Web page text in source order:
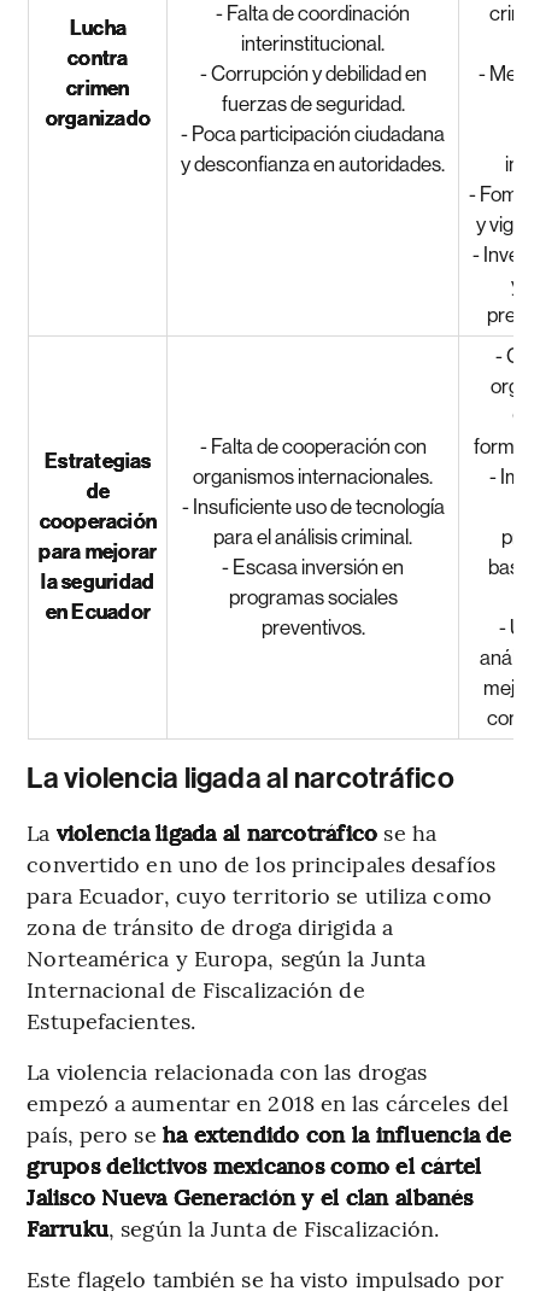
Lucha
contra
crimen
organizado
- Falta de coordinación
interinstitucional.
- Corrupción y debilidad en
fuerzas de seguridad.
- Poca participación ciudadana
y desconfianza en autoridades.
-
-
y
-
y
Estrategias
de
cooperación
para mejorar
la seguridad
en Ecuador
- Falta de cooperación con
organismos internacionales.
- Insuficiente uso de tecnología
para el análisis criminal.
- Escasa inversión en
programas sociales
preventivos.
-
-
-
La violencia ligada al narcotráfico
La violencia ligada al narcotráfico se ha
convertido en uno de los principales desafíos
para Ecuador, cuyo territorio se utiliza como
zona de tránsito de droga dirigida a
Norteamérica y Europa, según la Junta
Internacional de Fiscalización de
Estupefacientes.
La violencia relacionada con las drogas
empezó a aumentar en 2018 en las cárceles del
país, pero se ha extendido con la influencia de
grupos delictivos mexicanos como el cártel
Jalisco Nueva Generación y el clan albanés
Farruku, según la Junta de Fiscalización.
Este flagelo también se ha visto impulsado por